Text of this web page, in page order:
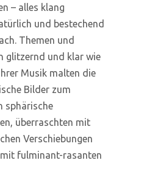
– alles klang
und bestechend
Themen und
glitzernd und klar wie
Musik malten die
Bilder zum
sphärische
überraschten mit
Verschiebungen
fulminant-rasanten